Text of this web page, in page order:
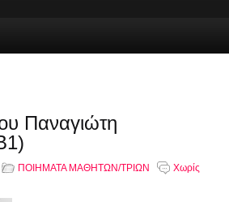
Παναγιώτη
ΠΟΙΗΜΑΤΑ ΜΑΘΗΤΩΝ/ΤΡΙΩΝ
Χωρίς